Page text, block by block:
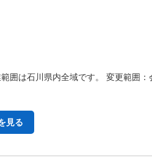
囲は石川県内全域です。 変更範囲
見る